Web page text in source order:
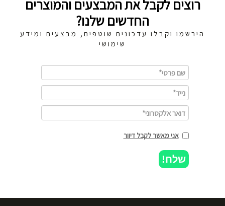
רוצים לקבל את המבצעים והמוצרים
החדשים שלנו?
הירשמו וקבלו עדכונים שוטפים, מבצעים ומידע
שימושי
אני מאשר לקבל דיוור
שלח!